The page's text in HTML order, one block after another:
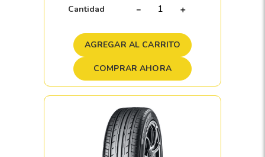
Cantidad ＋
－
AGREGAR AL CARRITO
COMPRAR AHORA